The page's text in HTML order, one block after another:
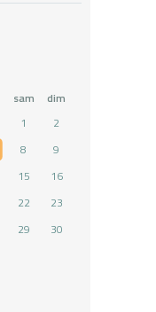
sam
dim
1
2
8
9
15
16
22
23
29
30